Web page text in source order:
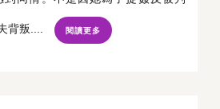
背叛.... 閱讀更多